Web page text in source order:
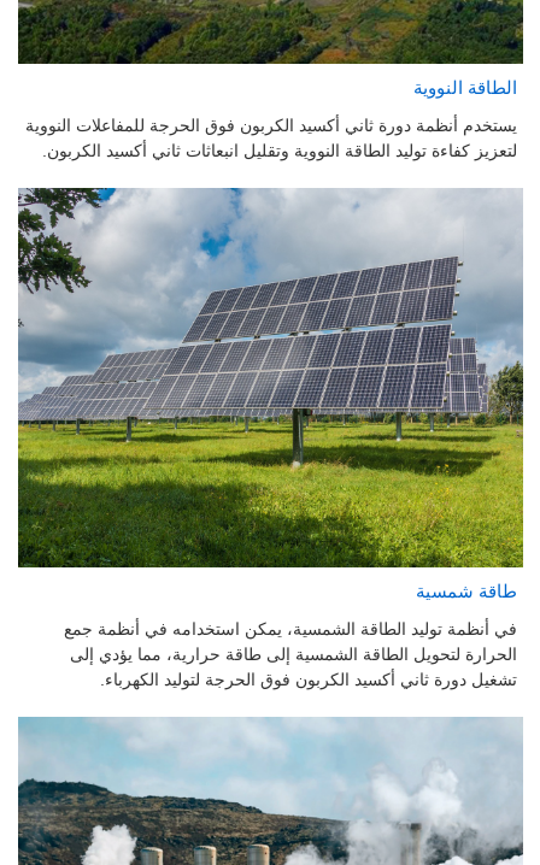
الطاقة النووية
يستخدم أنظمة دورة ثاني أكسيد الكربون فوق الحرجة للمفاعلات النووية
لتعزيز كفاءة توليد الطاقة النووية وتقليل انبعاثات ثاني أكسيد الكربون.
طاقة شمسية
في أنظمة توليد الطاقة الشمسية، يمكن استخدامه في أنظمة جمع
الحرارة لتحويل الطاقة الشمسية إلى طاقة حرارية، مما يؤدي إلى
تشغيل دورة ثاني أكسيد الكربون فوق الحرجة لتوليد الكهرباء.